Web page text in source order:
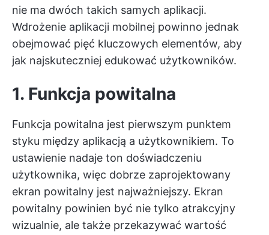
nie ma dwóch takich samych aplikacji.
Wdrożenie aplikacji mobilnej powinno jednak
obejmować pięć kluczowych elementów, aby
jak najskuteczniej edukować użytkowników.
1. Funkcja powitalna
Funkcja powitalna jest pierwszym punktem
styku między aplikacją a użytkownikiem. To
ustawienie nadaje ton doświadczeniu
użytkownika, więc dobrze zaprojektowany
ekran powitalny jest najważniejszy. Ekran
powitalny powinien być nie tylko atrakcyjny
wizualnie, ale także przekazywać wartość